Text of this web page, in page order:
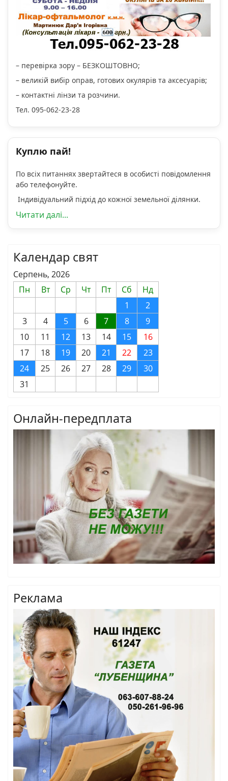
– перевірка зору – БЕЗКОШТОВНО;
– великій вибір оправ, готових окулярів та аксесуарів;
– контактні лінзи та розчини.
Тел. 095-062-23-28
Куплю пай!
По всіх питаннях звертайтеся в особисті повідомлення
або телефонуйте.
Індивідуальний підхід до кожної земельної ділянки.
Читати далі...
Календар свят
Серпень, 2026
Пн
Вт Ср Чт Пт Сб
Нд
1
2
3
4 5 6 7 8
9
10
11 12 13 14 15
16
17
18 19 20 21 22
23
24
25 26 27 28 29
30
31
Онлайн-передплата
Реклама